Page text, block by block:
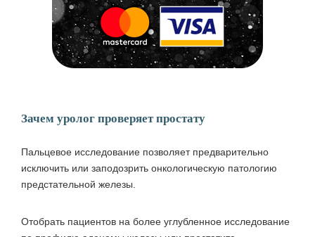
Зачем уролог проверяет простату
Пальцевое исследование позволяет предварительно
исключить или заподозрить онкологическую патологию
предстательной железы.
Отобрать пациентов на более углубленное исследование